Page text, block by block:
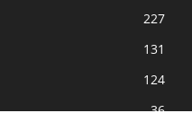
227
131
124